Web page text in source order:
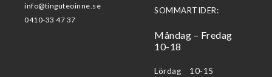
info@tinguteoinne.se
0410-33 47 37
SOMMARTIDER:
Måndag – Fredag
10-18
Lördag 10-15